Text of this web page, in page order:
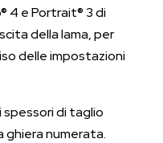
4 e Portrait® 3 di
della lama, per
delle impostazioni
spessori di taglio
ghiera numerata.